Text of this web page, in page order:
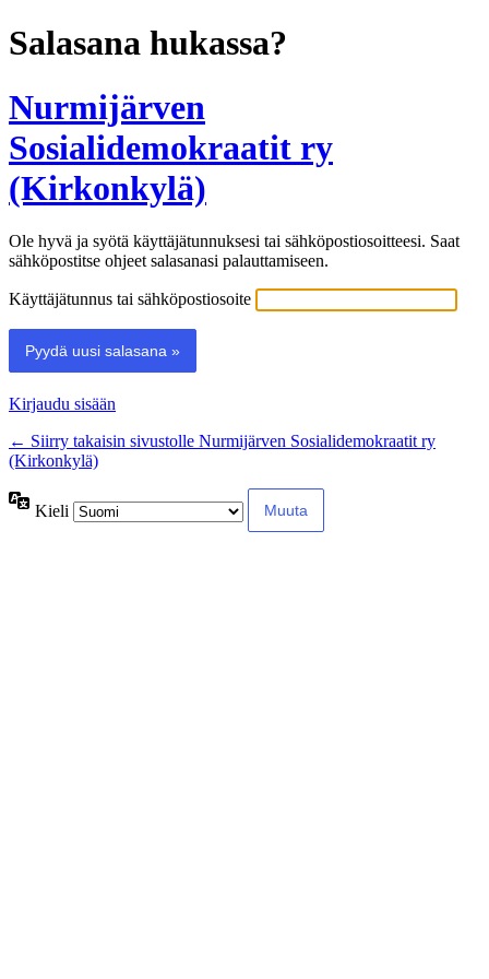
Salasana hukassa?
Nurmijärven
Sosialidemokraatit ry
(Kirkonkylä)
Ole hyvä ja syötä käyttäjätunnuksesi tai sähköpostiosoitteesi. Saat
sähköpostitse ohjeet salasanasi palauttamiseen.
Käyttäjätunnus tai sähköpostiosoite
Kirjaudu sisään
← Siirry takaisin sivustolle Nurmijärven Sosialidemokraatit ry
(Kirkonkylä)
Kieli